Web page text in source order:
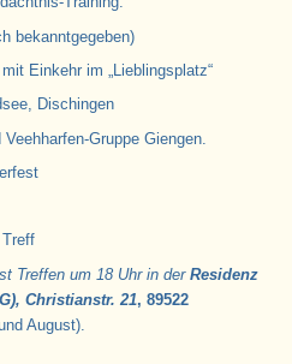
im „Lieblingsplatz“
Dischingen
Gruppe Giengen.
Treffen um 18 Uhr in der Residenz
Christianstr. 21, 89522
August).